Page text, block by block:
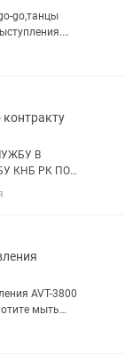
go,танцы
Турции
В
КНБ РК ПО
ОБЛАСТИ
AVT-3800
каждый